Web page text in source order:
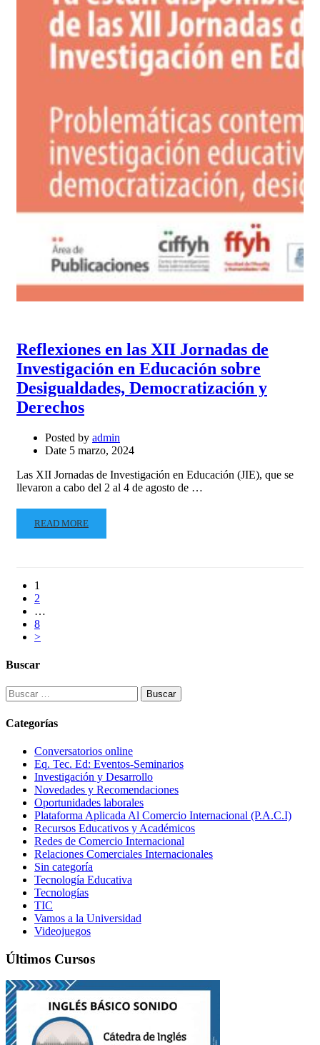
Reflexiones en las XII Jornadas de
Investigación en Educación sobre
Desigualdades, Democratización y
Derechos
Posted by admin
Date 5 marzo, 2024
Las XII Jornadas de Investigación en Educación (JIE), que se
llevaron a cabo del 2 al 4 de agosto de …
READ MORE
1
2
…
8
>
Buscar
Buscar:
Categorías
Conversatorios online
Eq. Tec. Ed: Eventos-Seminarios
Investigación y Desarrollo
Novedades y Recomendaciones
Oportunidades laborales
Plataforma Aplicada Al Comercio Internacional (P.A.C.I)
Recursos Educativos y Académicos
Redes de Comercio Internacional
Relaciones Comerciales Internacionales
Sin categoría
Tecnología Educativa
Tecnologías
TIC
Vamos a la Universidad
Videojuegos
Últimos Cursos